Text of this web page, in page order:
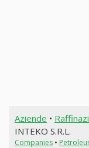
Aziende •
INTEKO S.R.L.
Companies•